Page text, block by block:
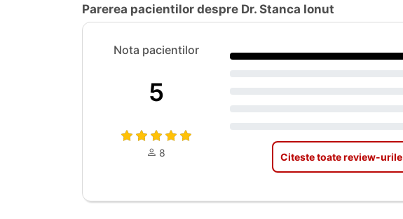
Parerea pacientilor despre Dr. Stanca Ionut
Nota pacientilor
5
8 Citeste toate review-urile